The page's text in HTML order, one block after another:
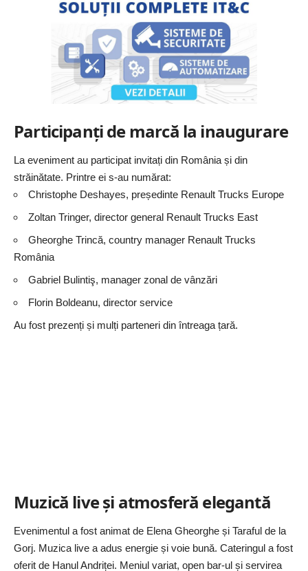
Participanți de marcă la inaugurare
La eveniment au participat invitați din România și din
străinătate. Printre ei s-au numărat:
Christophe Deshayes, președinte Renault Trucks Europe
Zoltan Tringer, director general Renault Trucks East
Gheorghe Trincă, country manager Renault Trucks
România
Gabriel Bulintiş, manager zonal de vânzări
Florin Boldeanu, director service
Au fost prezenți și mulți parteneri din întreaga țară.
Muzică live și atmosferă elegantă
Evenimentul a fost animat de Elena Gheorghe și Taraful de la
Gorj. Muzica live a adus energie și voie bună. Cateringul a fost
oferit de Hanul Andriței. Meniul variat, open bar-ul și servirea